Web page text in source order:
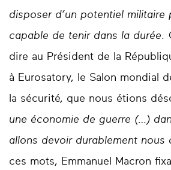
disposer d’un potentiel militaire
capable de tenir dans la durée.
dire au Président de la
à Eurosatory, le Salon mondial
la sécurité, que nous étions
une économie de guerre (…)
allons devoir durablement nous
ces mots, Emmanuel Macron